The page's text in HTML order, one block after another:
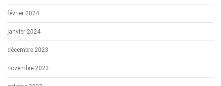
février 2024
janvier 2024
décembre 2023
novembre 2023